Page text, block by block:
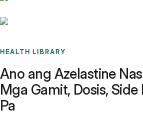
HEALTH LIBRARY
Ano ang Azelastine
Mga Gamit, Dosis,
Pa